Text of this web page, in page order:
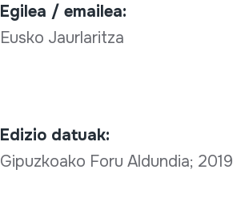
Egilea / emailea:
Eusko Jaurlaritza
Edizio datuak:
Gipuzkoako Foru Aldundia; 2019